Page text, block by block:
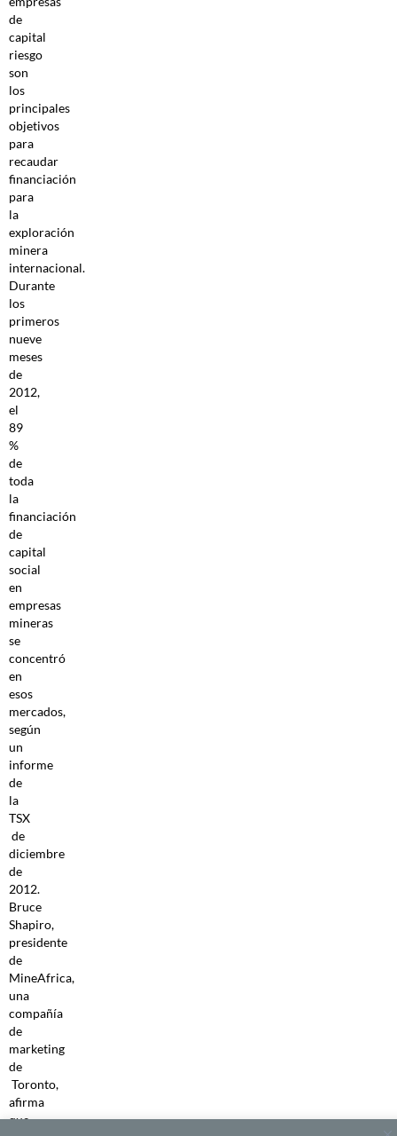
de
capital
riesgo
son
los
principales
objetivos
para
recaudar
financiación
para
la
exploración
minera
internacional.
Durante
los
primeros
nueve
meses
de
2012,
el
89
%
de
toda
la
financiación
de
capital
social
en
empresas
mineras
se
concentró
en
esos
mercados,
según
un
informe
de
la
TSX
de
diciembre
de
2012.
Bruce
Shapiro,
presidente
de
MineAfrica,
una
compañía
de
marketing
de
Toronto,
afirma
que